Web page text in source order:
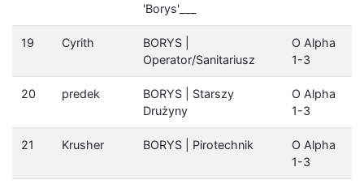
'Borys'___
19 Cyrith
BORYS |
Operator/Sanitariusz
O Alpha
1-3
20 predek
BORYS | Starszy
Drużyny
O Alpha
1-3
21 Krusher BORYS | Pirotechnik
O Alpha
1-3